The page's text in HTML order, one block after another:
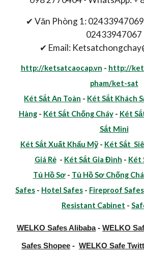
✔ Văn Phòng 1:
02433947067
✔ Email:
http://ketsatcaocap.vn - http://
pham/ket-sat
Két Sắt An Toàn - Két Sắt Khách
Hàng- Két Sắt Chống Cháy- Két
Sắt Mini
Két Sắt Xuất Khẩu Mỹ- Két Sắt
Giá Rẻ- Két Sắt Gia Đình - Két
Tủ Hồ Sơ- Tủ Hồ Sơ Chống
Safes - Hotel Safes - Fireproof Safes
Resistant Cabinet -
WELKO Safes Alibaba- WELKO
Safes Shopee - WELKO Safe